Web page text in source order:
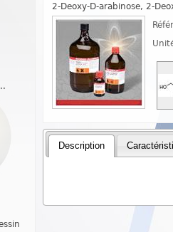
2-Deoxy-D-arabinose, 2-
Description